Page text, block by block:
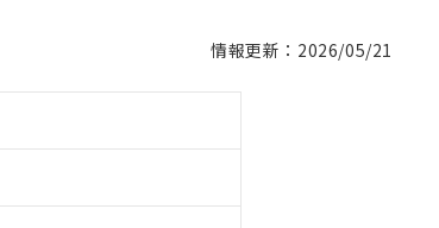
情報更新：2026/05/21